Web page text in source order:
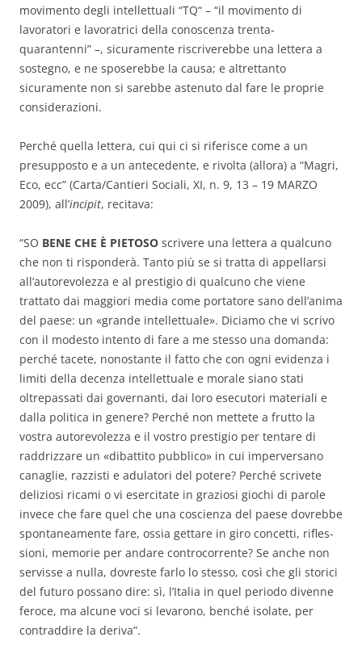
movimento degli intellettuali “TQ“ – “il movimento di
lavoratori e lavoratrici della conoscenza trenta-
quarantenni” –, sicuramente riscriverebbe una lettera a
sostegno, e ne sposerebbe la causa; e altrettanto
sicuramente non si sarebbe astenuto dal fare le proprie
considerazioni.
Perché quella lettera, cui qui ci si riferisce come a un
presupposto e a un antecedente, e rivolta (allora) a “Magri,
Eco, ecc” (Carta/Cantieri Sociali, XI, n. 9, 13 – 19 MARZO
2009), all’incipit, recitava:
“SO BENE CHE È PIETOSO scrivere una lettera a qualcuno
che non ti ri­sponderà. Tanto più se si tratta di appellarsi
all’autorevolezza e al prestigio di qualcuno che viene
trattato dai maggiori media co­me portatore sano dell’anima
del paese: un «grande intellettua­le». Diciamo che vi scrivo
con il modesto intento di fare a me stesso una domanda:
perché tacete, nonostante il fatto che con ogni evidenza i
limiti della decenza intellettuale e morale siano stati
oltrepassati dai gover­nanti, dai loro esecutori materiali e
dalla politica in genere? Perché non mettete a frutto la
vostra autorevolezza e il vostro prestigio per tentare di
raddrizzare un «dibattito pubblico» in cui imperversano
canaglie, raz­zisti e adulatori del potere? Perché scrivete
deliziosi ricami o vi esercitate in graziosi giochi di parole
invece che fare quel che una coscienza del paese dovrebbe
spontaneamente fare, ossia gettare in giro concetti, rifles­
sioni, memorie per andare controcorrente? Se anche non
servisse a nulla, dovreste farlo lo stesso, così che gli storici
del futuro possano dire: sì, l’Italia in quel periodo divenne
fe­roce, ma alcune voci si levarono, benché isolate, per
contraddire la deriva”.